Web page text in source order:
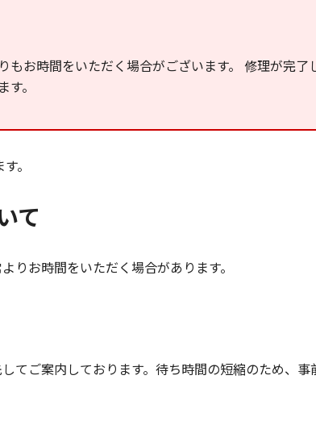
お時間をいただく場合がございます。 修理が完了
。
。
て
りお時間をいただく場合があります。
てご案内しております。待ち時間の短縮のため、事